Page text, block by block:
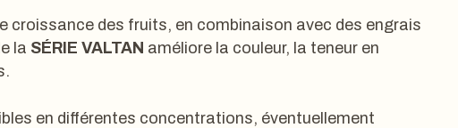
croissance des fruits, en combinaison avec des engrais
la SÉRIE VALTAN améliore la couleur, la teneur en
en différentes concentrations, éventuellement